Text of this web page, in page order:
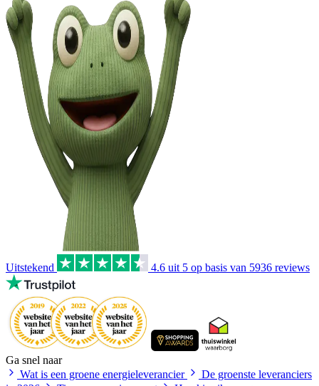
Uitstekend 4.6 uit 5 op basis van 5936 reviews
Ga snel naar
Wat is een groene energieleverancier
De groenste leveranciers